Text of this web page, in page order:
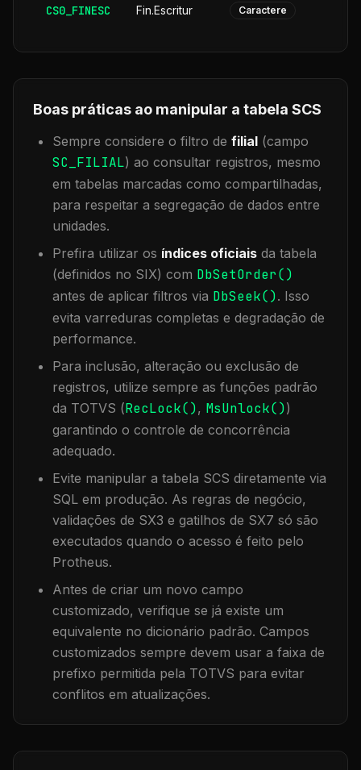
CS0_FINESC Fin.Escritur Caractere
Boas práticas ao manipular a tabela SCS
Sempre considere o filtro de filial (campo
SC_FILIAL) ao consultar registros, mesmo
em tabelas marcadas como compartilhadas,
para respeitar a segregação de dados entre
unidades.
Prefira utilizar os índices oficiais da tabela
(definidos no SIX) com DbSetOrder()
antes de aplicar filtros via DbSeek(). Isso
evita varreduras completas e degradação de
performance.
Para inclusão, alteração ou exclusão de
registros, utilize sempre as funções padrão
da TOTVS (RecLock(), MsUnlock())
garantindo o controle de concorrência
adequado.
Evite manipular a tabela SCS diretamente via
SQL em produção. As regras de negócio,
validações de SX3 e gatilhos de SX7 só são
executados quando o acesso é feito pelo
Protheus.
Antes de criar um novo campo
customizado, verifique se já existe um
equivalente no dicionário padrão. Campos
customizados sempre devem usar a faixa de
prefixo permitida pela TOTVS para evitar
conflitos em atualizações.